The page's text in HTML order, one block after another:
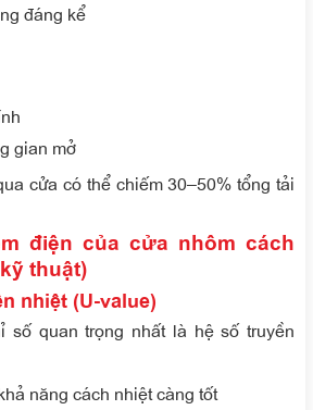
đáng kể
gian mở
cửa có thể chiếm 30–50% tổng tải
điện của cửa nhôm cách
thuật)
nhiệt (U-value)
số quan trọng nhất là hệ số truyền
năng cách nhiệt càng tốt